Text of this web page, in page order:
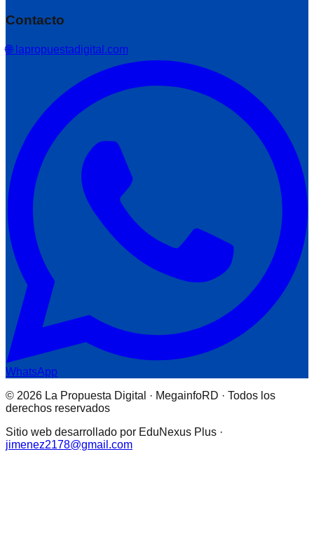
Contacto
🌐 lapropuestadigital.com
WhatsApp
© 2026 La Propuesta Digital · MegainfoRD · Todos los
derechos reservados
Sitio web desarrollado por EduNexus Plus ·
jimenez2178@gmail.com